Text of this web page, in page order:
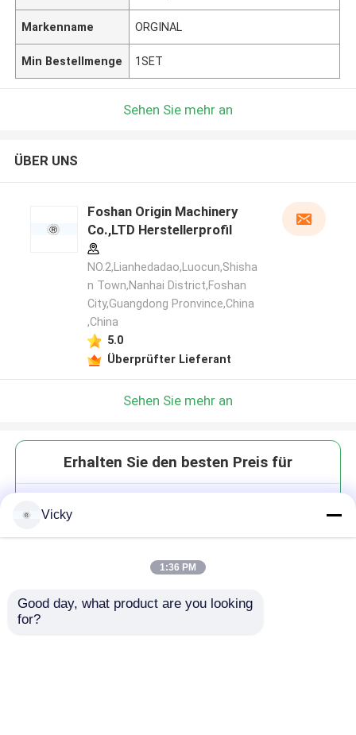
Markenname ORGINAL
Min Bestellmenge 1SET
Sehen Sie mehr an
ÜBER UNS
Foshan Origin Machinery
Co.,LTD Herstellerprofil
NO.2,Lianhedadao,Luocun,Shisha
n Town,Nanhai District,Foshan
City,Guangdong Pronvince,China
,China
5.0
Überprüfter Lieferant
Sehen Sie mehr an
Erhalten Sie den besten Preis für
Maschine
Vicky
1:36 PM
Good day, what product are you looking
for?